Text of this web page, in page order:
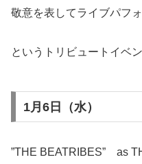
敬意を表してライブパフ
というトリビュートイベン
1月6日（水）
”THE BEATRIBES” as